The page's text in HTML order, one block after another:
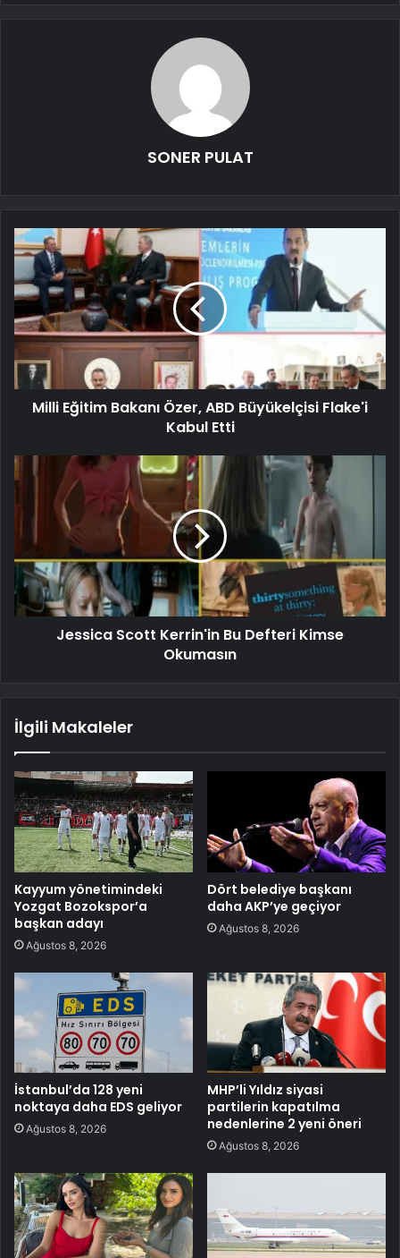
SONER PULAT
Milli Eğitim Bakanı Özer, ABD Büyükelçisi Flake'i
Kabul Etti
Jessica Scott Kerrin'in Bu Defteri Kimse
Okumasın
İlgili Makaleler
Kayyum yönetimindeki
Yozgat Bozokspor’a
başkan adayı
Ağustos 8, 2026
Dört belediye başkanı
daha AKP’ye geçiyor
Ağustos 8, 2026
İstanbul’da 128 yeni
noktaya daha EDS geliyor
Ağustos 8, 2026
MHP’li Yıldız siyasi
partilerin kapatılma
nedenlerine 2 yeni öneri
Ağustos 8, 2026